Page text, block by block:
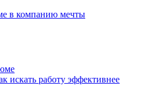
в компанию мечты
искать работу эффективнее